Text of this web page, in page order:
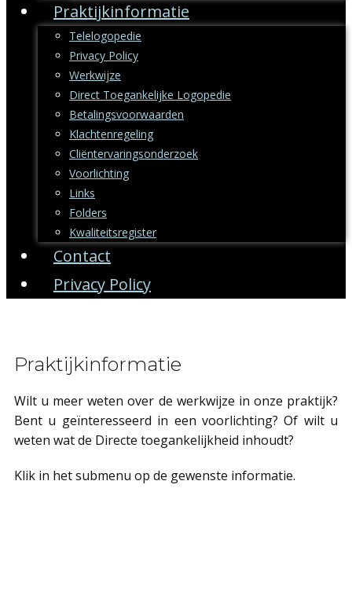
Praktijkinformatie
Telelogopedie
Privacy Policy
Werkwijze
Direct Toegankelijke Logopedie
Betalingsvoorwaarden
Klachtenregeling
Cliëntervaringsonderzoek
Voorlichting
Links
Folders
Kwaliteitsregister
Contact
Privacy Policy
Praktijkinformatie
Wilt u meer weten over de werkwijze in onze praktijk?
Bent u geïnteresseerd in een voorlichting? Of wilt u
weten wat de Directe toegankelijkheid inhoudt?
Klik in het submenu op de gewenste informatie.